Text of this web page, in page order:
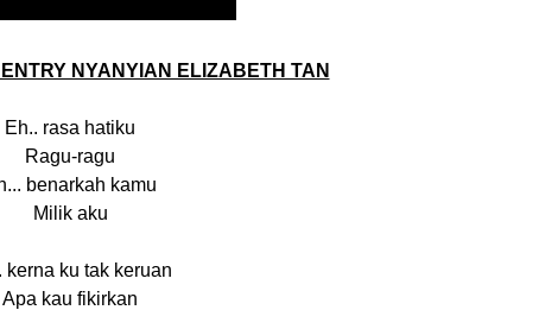
NYANYIAN ELIZABETH TAN
Eh.. rasa hatiku
Ragu-ragu
benarkah kamu
Milik aku
kerna ku tak keruan
Apa kau fikirkan